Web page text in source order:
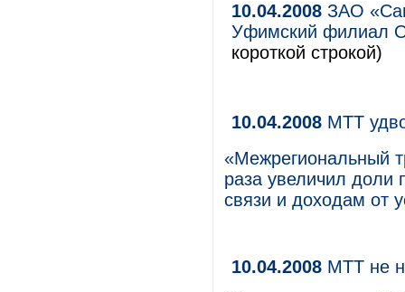
10.04.2008 ЗАО
Уфимский филиал
короткой строкой)
10.04.2008 МТТ
«Межрегиональный
раза увеличил доли
связи и доходам от
10.04.2008 МТТ не